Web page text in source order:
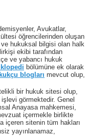
Avukatlar,
öğrencilerinden oluşan
hukuksal bilgisi olan halk
ekibi tarafından
ve yabancı hukuk
bölümüne ek olarak
blogları mevcut olup,
bir hukuk sitesi olup,
görmektedir. Genel
Anayasa mahkemesi,
içermekle birlikte
içeren sitenin tüm hakları
yayınlanamaz,